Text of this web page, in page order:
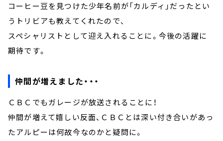
コーヒー豆を見つけた少年名前が「カルディ」だったとい
うトリビアも教えてくれたので、
スペシャリストとして迎え入れることに。今後の活躍に
期待です。
仲間が増えました・・・
ＣＢＣでもガレージが放送されることに！
仲間が増えて嬉しい反面、ＣＢＣとは深い付き合いがあっ
たアルピーは何故今なのかと疑問に。